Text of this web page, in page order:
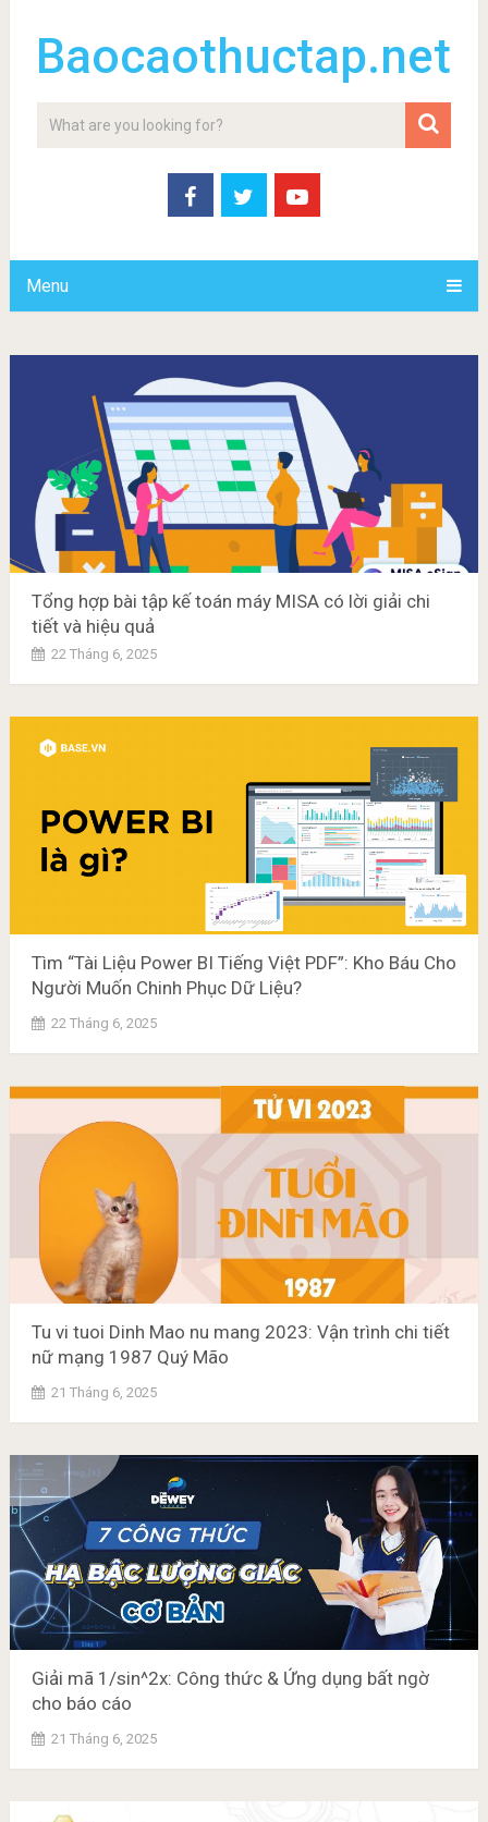
Baocaothuctap.net
Menu
Tổng hợp bài tập kế toán máy MISA có lời giải chi
tiết và hiệu quả
22 Tháng 6, 2025
Tìm “Tài Liệu Power BI Tiếng Việt PDF”: Kho Báu Cho
Người Muốn Chinh Phục Dữ Liệu?
22 Tháng 6, 2025
Tu vi tuoi Dinh Mao nu mang 2023: Vận trình chi tiết
nữ mạng 1987 Quý Mão
21 Tháng 6, 2025
Giải mã 1/sin^2x: Công thức & Ứng dụng bất ngờ
cho báo cáo
21 Tháng 6, 2025